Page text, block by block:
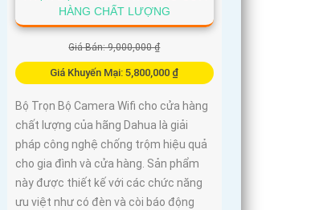
HÀNG CHẤT LƯỢNG
Giá Bán: 9,000,000 ₫
Giá Khuyến Mại: 5,800,000 ₫
Bộ Trọn Bộ Camera Wifi cho cửa hàng
chất lượng của hãng Dahua là giải
pháp công nghệ chống trộm hiệu quả
cho gia đình và cửa hàng. Sản phẩm
này được thiết kế với các chức năng
ưu việt như có đèn và còi báo động